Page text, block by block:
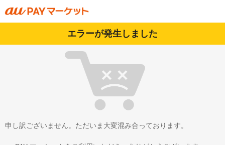
エラーが発生しました
申し訳ございません。ただいま大変混み合っております。